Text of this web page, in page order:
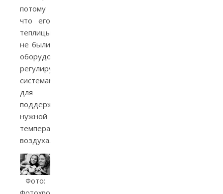
потому
что его
теплицы
не были
оборудованы
регулируемыми
системами
для
поддержки
нужной
температуры
воздуха.
Фото: